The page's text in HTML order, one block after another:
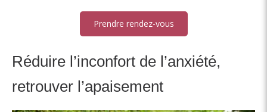
Prendre rendez-vous
Réduire l’inconfort de l’anxiété,
retrouver l’apaisement